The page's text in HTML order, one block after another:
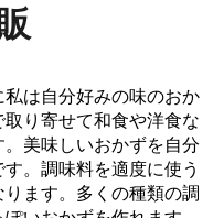
私は自分好みの味のおか
り寄せて和食や洋食な
美味しいおかずを自分
。調味料を適度に使う
ます。多くの種類の調